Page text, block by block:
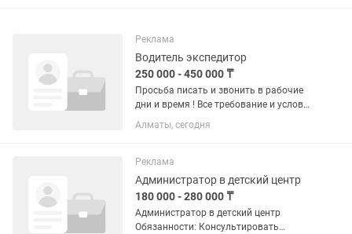
Реклама
Водитель экспедитор
250 000 - 450 000 ₸
Просьба писать и звонить в рабочие
дни и время ! Все требование и условия
прописаны в объявлении читайте
внимательно,для рассмотрения вашей
Алматы, сегодня
Реклама
Администратор в детский центр
180 000 - 280 000 ₸
Администратор в детский центр
Обязанности: Консультировать